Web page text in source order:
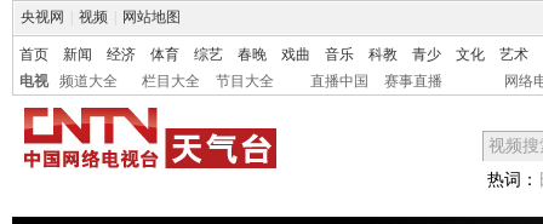
央视网 视频 网站地图
首页 新闻 经济 体育 综艺 春晚 戏曲 音乐 科教 青少 文化
艺术
电视
频道大全 栏目大全 节目大全 直播中国 赛事直播 网络
热词：